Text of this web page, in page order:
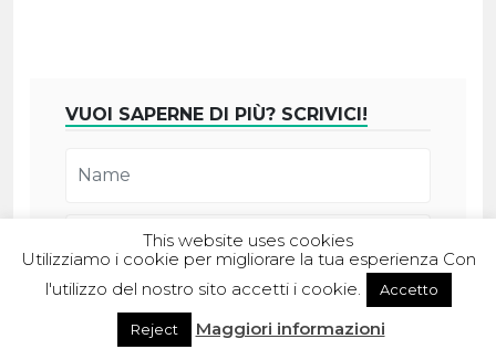
VUOI SAPERNE DI PIÙ? SCRIVICI!
This website uses cookies
Utilizziamo i cookie per migliorare la tua esperienza Con
l'utilizzo del nostro sito accetti i cookie.
Accetto
Reject Maggiori informazioni